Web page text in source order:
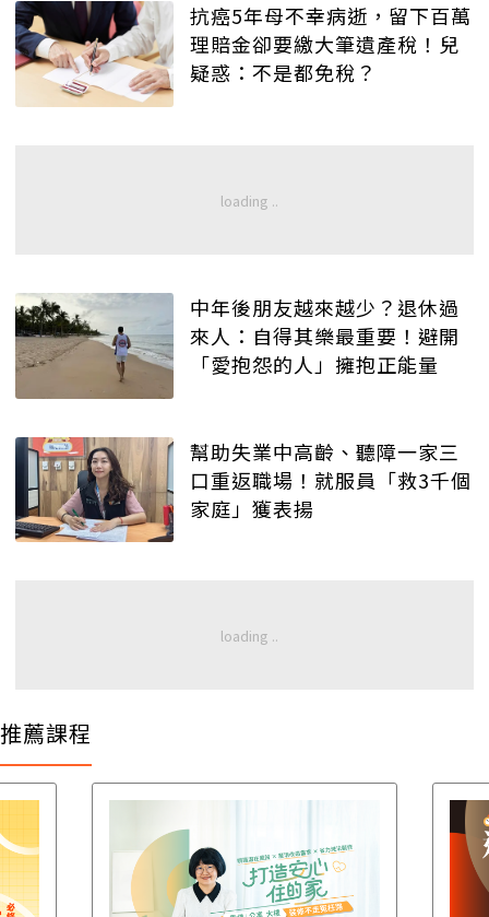
抗癌5年母不幸病逝，留下百萬
理賠金卻要繳大筆遺產稅！兒
疑惑：不是都免稅？
中年後朋友越來越少？退休過
來人：自得其樂最重要！避開
「愛抱怨的人」擁抱正能量
幫助失業中高齡、聽障一家三
口重返職場！就服員「救3千個
家庭」獲表揚
推薦課程